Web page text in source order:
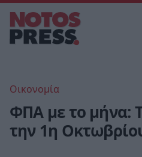
Οικονομία
ΦΠΑ με το μήνα:
την 1η